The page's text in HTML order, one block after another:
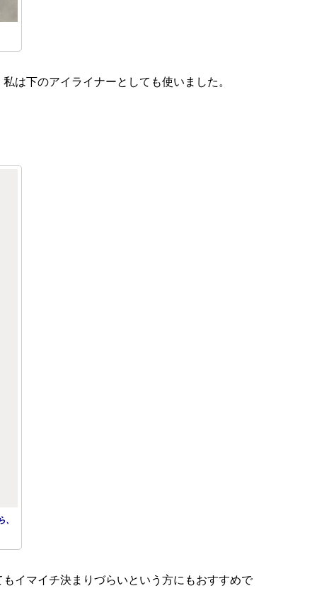
は下のアイライナーとしても使いました。
もイマイチ決まりづらいという方にもおすすめで